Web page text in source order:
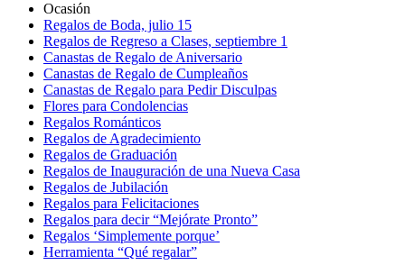
Ocasión
Regalos de Boda, julio 15
Regalos de Regreso a Clases, septiembre 1
Canastas de Regalo de Aniversario
Canastas de Regalo de Cumpleaños
Canastas de Regalo para Pedir Disculpas
Flores para Condolencias
Regalos Románticos
Regalos de Agradecimiento
Regalos de Graduación
Regalos de Inauguración de una Nueva Casa
Regalos de Jubilación
Regalos para Felicitaciones
Regalos para decir “Mejórate Pronto”
Regalos ‘Simplemente porque’
Herramienta “Qué regalar”